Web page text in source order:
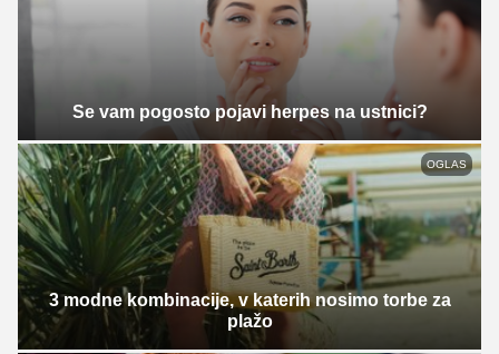
Se vam pogosto pojavi herpes na ustnici?
OGLAS
3 modne kombinacije, v katerih nosimo torbe za
plažo